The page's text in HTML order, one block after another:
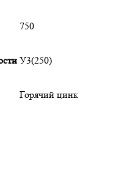
750
У3(250)
Горячий цинк